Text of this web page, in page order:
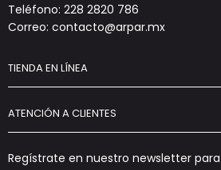
Teléfono: 228 2820 786
Correo: contacto@arpar.mx
TIENDA EN LÍNEA
ATENCIÓN A CLIENTES
Regístrate en nuestro newsletter